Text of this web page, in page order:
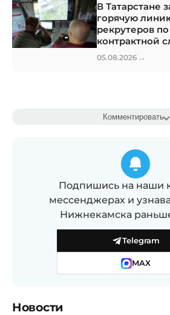
В Татарстане
горячую
рекрутеров
контрактной
05.08.2026 →
Комментировать
Подпишись на наши
мессенджерах и
Нижнекамска
Telegram
MAX
Новости